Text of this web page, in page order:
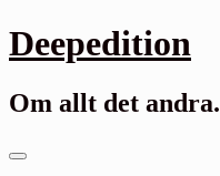
Gå
till
Deepedition
Om allt det andra.
Primär